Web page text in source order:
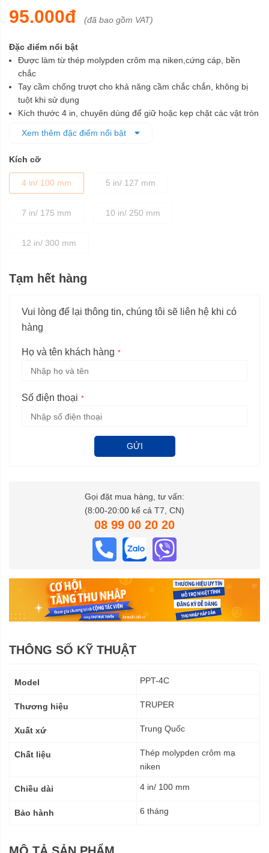
95.000đ (đã bao gồm VAT)
Đặc điểm nổi bật
Được làm từ thép molypden crôm mạ niken,cứng cáp, bền
chắc
Tay cầm chống trượt cho khả năng cầm chắc chắn, không bị
tuột khi sử dụng
Kích thước 4 in, chuyên dùng để giữ hoặc kẹp chặt các vật tròn
Xem thêm đặc điểm nổi bật
Kích cỡ
4 in/ 100 mm 5 in/ 127 mm
7 in/ 175 mm 10 in/ 250 mm
12 in/ 300 mm
Tạm hết hàng
Vui lòng để lại thông tin, chúng tôi sẽ liên hệ khi có
hàng
Họ và tên khách hàng
Số điện thoại
GỬI
Gọi đặt mua hàng, tư vấn:
(8:00-20:00 kể cả T7, CN)
08 99 00 20 20
THÔNG SỐ KỸ THUẬT
kỹ
Model PPT-4C
Thương hiệu TRUPER
Xuất xứ Trung Quốc
Chất liệu
Thép molypden crôm mạ
niken
Chiều dài 4 in/ 100 mm
Bảo hành 6 tháng